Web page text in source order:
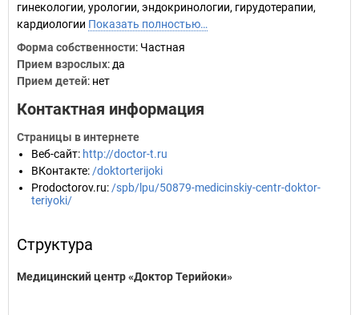
гинекологии, урологии, эндокринологии, гирудотерапии,
кардиологии Показать полностью…
Форма собственности: Частная
Прием взрослых: да
Прием детей: нет
Контактная информация
Страницы в интернете
Веб-сайт: http://doctor-t.ru
ВКонтакте: /doktorterijoki
Prodoctorov.ru: /spb/lpu/50879-medicinskiy-centr-doktor-
teriyoki/
Структура
Медицинский центр «Доктор Терийоки»